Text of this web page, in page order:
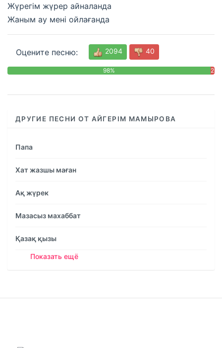
Жүрегім жүрер айналанда
Жаным ау мені ойлағанда
Оцените песню: 2094 40
98%
2
ДРУГИЕ ПЕСНИ ОТ АЙГЕРІМ МАМЫРОВА
Папа
Хат жазшы маған
Ақ жүрек
Мазасыз махаббат
Қазақ қызы
Показать ещё